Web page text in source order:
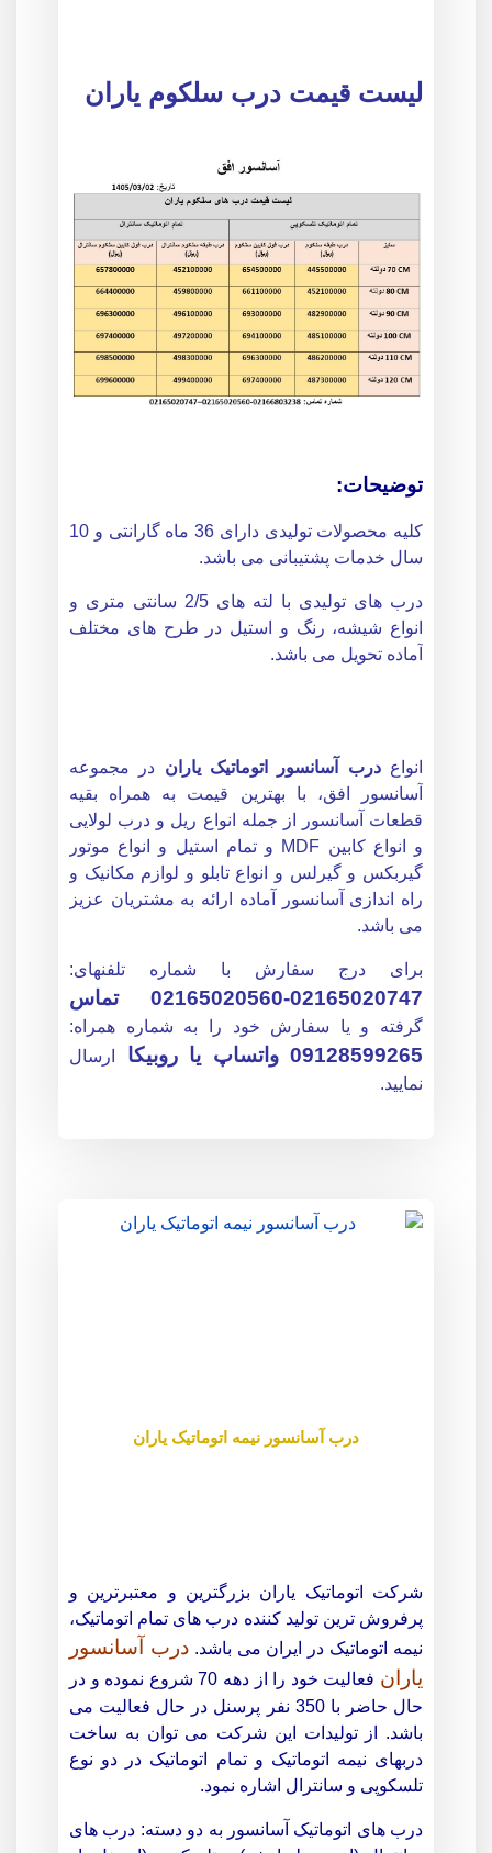
لیست قیمت درب سلکوم یاران
توضیحات:
کلیه محصولات تولیدی دارای 36 ماه گارانتی و 10
سال خدمات پشتیبانی می باشد.
درب های تولیدی با لته های 2/5 سانتی متری و
انواع شیشه، رنگ و استیل در طرح های مختلف
آماده تحویل می باشد.
انواعدرب آسانسور اتوماتیک یاران در مجموعه
آسانسور افق، با بهترین قیمت به همراه بقیه
قطعات آسانسور از جمله انواع ریل و درب لولایی
و انواع کابین MDF و تمام استیل و انواع موتور
گیربکس و گیرلس و انواع تابلو و لوازم مکانیک و
راه اندازی آسانسور آماده ارائه به مشتریان عزیز
می باشد.
برای درج سفارش با شماره تلفنهای:
02165020747-02165020560 تماس
گرفته و یا سفارش خود را به شماره همراه:
09128599265 واتساپ یا روبیکا
ارسال
نمایید.
درب آسانسور نیمه اتوماتیک یاران
شرکت اتوماتیک یاران بزرگترین و معتبرترین و
پرفروش ترین تولید کننده درب های تمام اتوماتیک،
نیمه اتوماتیک در ایران می باشد.درب آسانسور
یاران
فعالیت خود را از دهه 70 شروع نموده و در
حال حاضر با 350 نفر پرسنل در حال فعالیت می
باشد. از تولیدات این شرکت می توان به ساخت
دربهای نیمه اتوماتیک و تمام اتوماتیک در دو نوع
تلسکوپی و سانترال اشاره نمود.
درب های اتوماتیک آسانسور به دو دسته: درب های